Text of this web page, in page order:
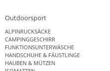
Outdoorsport
ALPINRUCKSÄCKE
CAMPINGGESCHIRR
FUNKTIONSUNTERWÄSCHE
HANDSCHUHE & FÄUSTLINGE
HAUBEN & MÜTZEN